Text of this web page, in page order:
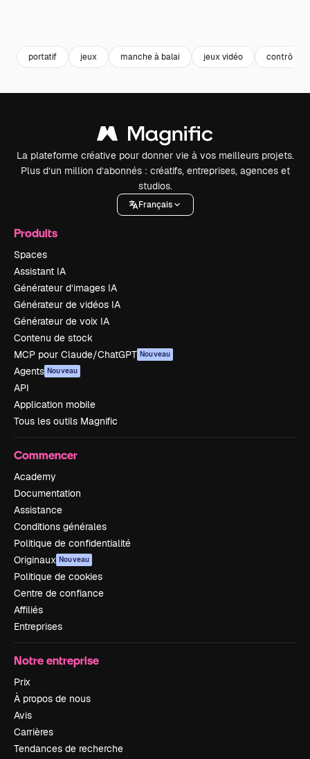
portatif jeux manche à balai jeux vidéo contrôleur
La plateforme créative pour donner vie à vos meilleurs projets.
Plus d’un million d’abonnés : créatifs, entreprises, agences et
studios.
Français
Produits
Spaces
Assistant IA
Générateur d’images IA
Générateur de vidéos IA
Générateur de voix IA
Contenu de stock
MCP pour Claude/ChatGPT Nouveau
Agents Nouveau
API
Application mobile
Tous les outils Magnific
Commencer
Academy
Documentation
Assistance
Conditions générales
Politique de confidentialité
Originaux Nouveau
Politique de cookies
Centre de confiance
Affiliés
Entreprises
Notre entreprise
Prix
À propos de nous
Avis
Carrières
Tendances de recherche